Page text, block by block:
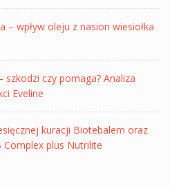
– wpływ oleju z nasion wiesiołka
szkodzi czy pomaga? Analiza
Eveline
kuracji Biotebalem oraz
Complex plus Nutrilite